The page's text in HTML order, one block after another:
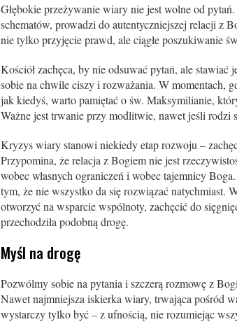
Głębokie przeżywanie wiary nie jest wolne od
schematów, prowadzi do autentyczniejszej relacji z
nie tylko przyjęcie prawd, ale ciągłe poszukiwanie
Kościół zachęca, by nie odsuwać pytań, ale
sobie na chwile ciszy i rozważania. W momentach,
jak kiedyś, warto pamiętać o św. Maksymilianie,
Ważne jest trwanie przy modlitwie, nawet jeśli rodzi
Kryzys wiary stanowi niekiedy etap rozwoju –
Przypomina, że relacja z Bogiem nie jest
wobec własnych ograniczeń i wobec tajemnicy
tym, że nie wszystko da się rozwiązać natychmiast.
otworzyć na wsparcie wspólnoty, zachęcić do
przechodziła podobną drogę.
Myśl na drogę
Pozwólmy sobie na pytania i szczerą rozmowę z
Nawet najmniejsza iskierka wiary, trwająca pośród
wystarczy tylko być – z ufnością, nie rozumiejąc